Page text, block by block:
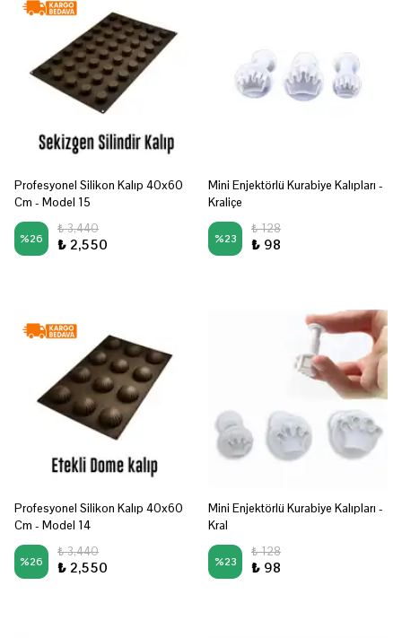
Profesyonel Silikon Kalıp 40x60
Cm - Model 15
%26
₺ 3,440
₺ 2,550
Mini Enjektörlü Kurabiye Kalıpları -
Kraliçe
%23
₺ 128
₺ 98
Profesyonel Silikon Kalıp 40x60
Cm - Model 14
%26
₺ 3,440
₺ 2,550
Mini Enjektörlü Kurabiye Kalıpları -
Kral
%23
₺ 128
₺ 98